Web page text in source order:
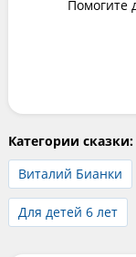
Помогите
Категории сказки:
Виталий Бианки
Для детей 6 лет